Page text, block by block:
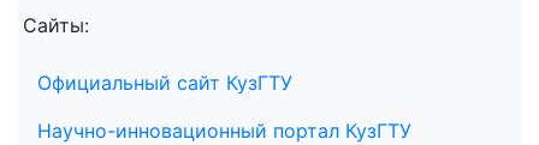
Сайты:
Официальный сайт КузГТУ
Научно-инновационный портал КузГТУ